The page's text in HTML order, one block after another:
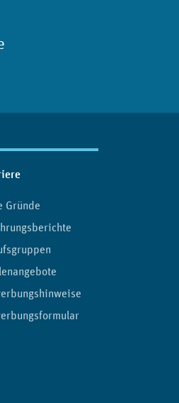
Gründe